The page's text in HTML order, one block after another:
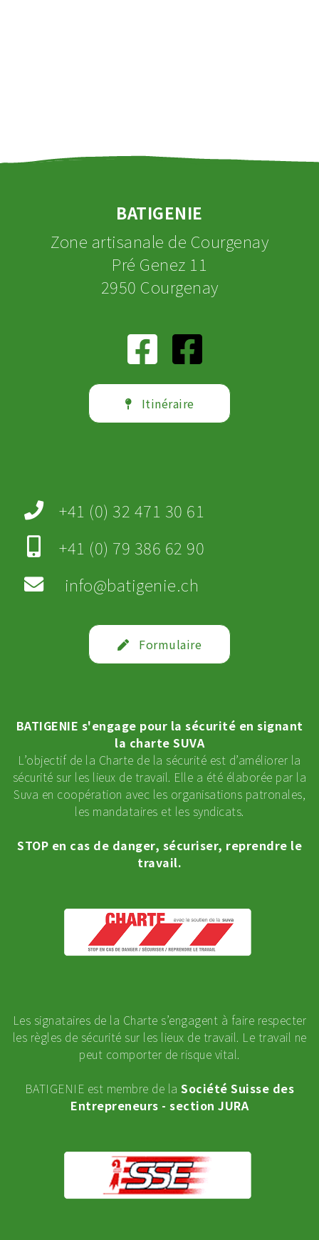
BATIGENIE
Zone artisanale de Courgenay
Pré Genez 11
2950 Courgenay
Itinéraire
+41 (0) 32 471 30 61
+41 (0) 79 386 62 90
info@batigenie.ch
Formulaire
BATIGENIE s'engage pour la sécurité en signant
la charte SUVA
L’objectif de la Charte de la sécurité est d’améliorer la
sécurité sur les lieux de travail. Elle a été élaborée par la
Suva en coopération avec les organisations patronales,
les mandataires et les syndicats.
STOP en cas de danger, sécuriser, reprendre le
travail.
Les signataires de la Charte s’engagent à faire respecter
les règles de sécurité sur les lieux de travail. Le travail ne
peut comporter de risque vital.
BATIGENIE est membre de laSociété Suisse des
Entrepreneurs - section JURA